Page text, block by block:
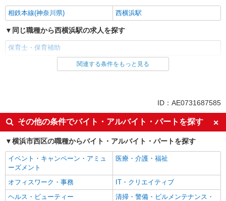
相鉄本線(神奈川県) 西横浜駅
同じ職種から西横浜駅の求人を探す
保育士・保育補助
同じ雇用形態から西横浜駅の求人を探す
ミドル（40代～）活躍中
エルダー（50代～）活躍中
高収入・高額
昇給あり
オープニングスタッフ
禁煙・分煙
駅直結・駅チカ
交通費支給
社会保険あり
産休・育休取得実績あり
退職金・財形貯蓄制度あり
研修制度あり
関連する条件をもっと見る
ID：AE0731687585
その他の条件でバイト・アルバイト・パートを探す
横浜市西区の職種からバイト・アルバイト・パートを探す
イベント・キャンペーン・アミュ
ーズメント
医療・介護・福祉
オフィスワーク・事務
IT・クリエイティブ
ヘルス・ビューティー
清掃・警備・ビルメンテナンス・